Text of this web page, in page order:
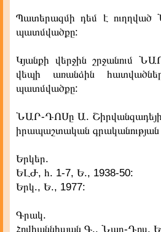
Պատերազմի դեմ է
պատմվածքը:
Կյանքի վերջին շրջանում
վեպի առանձին
պատմվածքը:
ՆԱՐ-ԴՈՍը Ա.
իրապաշտական գրականության
Երկեր.
ԵԼԺ, հ. 1-7, Ե., 1938-50:
Երկ., Ե., 1977:
Գրակ.
Հովհաննիսյան Գ., Նար-Դոս,